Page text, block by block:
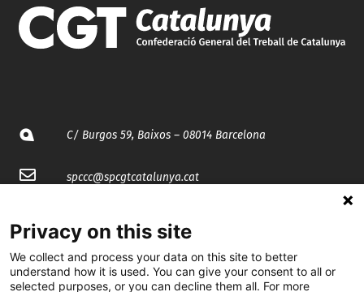
C/ Burgos 59, Baixos – 08014 Barcelona
spccc@spcgtcatalunya.cat
@CGTCatalunya
Privacy on this site
We collect and process your data on this site to better
understand how it is used. You can give your consent to all or
selected purposes, or you can decline them all. For more